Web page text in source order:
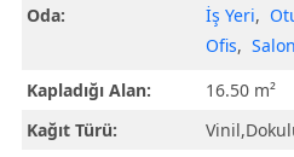
Oda: İş Yeri,
Ofis, Salon
Kapladığı Alan:
16.50 m²
Kağıt Türü: